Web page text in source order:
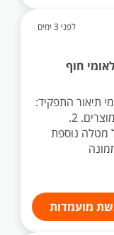
לפני 3 ימים
חוף
תיאור התפקיד:
1. תפעול הקופה בחנות האתר ומכירת מוצרים. 2.
3. ביצוע כל מטלה נוספת
מועמדות